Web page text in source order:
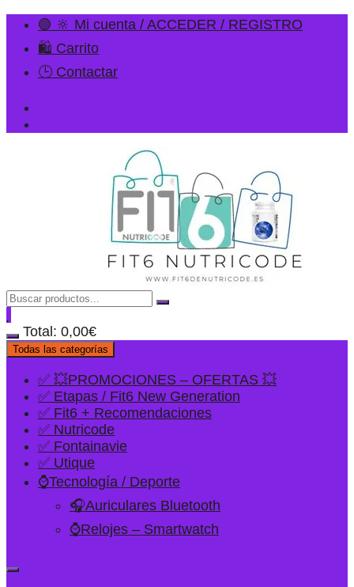
🟢 🔆 Mi cuenta / ACCEDER / REGISTRO
🛍️ Carrito
🕒 Contactar
Total: 0,00€
Todas las categorías
✅ 💥PROMOCIONES – OFERTAS 💥
✅ Etapas / Fit6 New Generation
✅ Fit6 + Recomendaciones
✅ Nutricode
✅ Fontainavie
✅ Utique
⌚Tecnología / Deporte
🎧Auriculares Bluetooth
⌚Relojes – Smartwatch